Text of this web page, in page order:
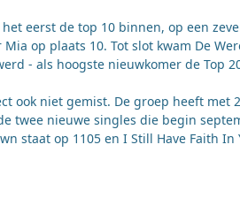
eerst de top 10 binnen, op een
op plaats 10. Tot slot kwam De
- als hoogste nieuwkomer de Top
ook niet gemist. De groep heeft
twee nieuwe singles die begin
staat op 1105 en I Still Have Faith In